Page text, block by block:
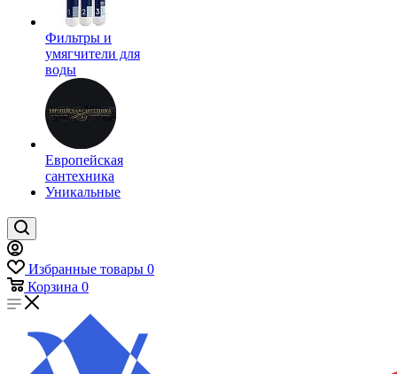
Фильтры и
умягчители для
воды
Европейская
сантехника
Уникальные
Избранные товары 0
Корзина 0